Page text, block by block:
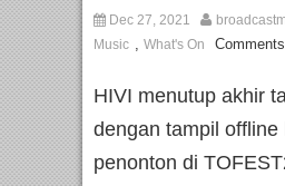
Dec 27, 2021
Music , What's On
HIVI menutup akhir
dengan tampil offline
penonton di